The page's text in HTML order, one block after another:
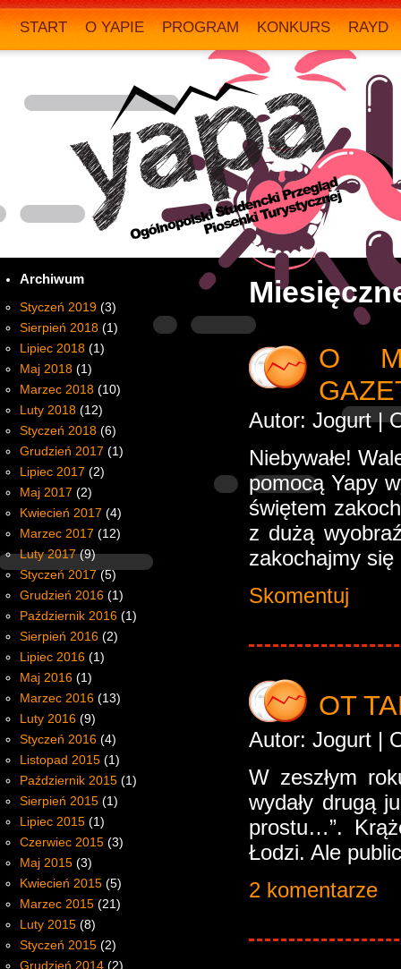
START O YAPIE PROGRAM KONKURS RAYD
Archiwum
Styczeń 2019 (3)
Sierpień 2018 (1)
Lipiec 2018 (1)
Maj 2018 (1)
Marzec 2018 (10)
Luty 2018 (12)
Styczeń 2018 (6)
Grudzień 2017 (1)
Lipiec 2017 (2)
Maj 2017 (2)
Kwiecień 2017 (4)
Marzec 2017 (12)
Luty 2017(9)
Styczeń 2017(5)
Grudzień 2016 (1)
Październik 2016 (1)
Sierpień 2016 (2)
Lipiec 2016 (1)
Maj 2016 (1)
Marzec 2016 (13)
Luty 2016 (9)
Styczeń 2016 (4)
Listopad 2015 (1)
Październik 2015 (1)
Sierpień 2015 (1)
Lipiec 2015 (1)
Czerwiec 2015 (3)
Maj 2015 (3)
Kwiecień 2015 (5)
Marzec 2015 (21)
Luty 2015 (8)
Styczeń 2015 (2)
Grudzień 2014 (2)
O
Autor: Jogurt |
Niebywałe!
pomocą Yapy
świętem
z dużą
zakochajmy
Skomentuj
OT
Autor: Jogurt |
W zeszłym
wydały drugą
prostu…”.
Łodzi. Ale
2 komentarze